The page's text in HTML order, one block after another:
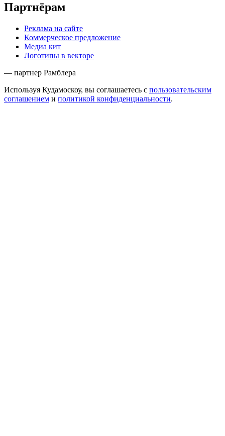
Партнёрам
Реклама на сайте
Коммерческое предложение
Медиа кит
Логотипы в векторе
— партнер Рамблера
Используя Кудамоскоу, вы соглашаетесь с пользовательским
соглашением и политикой конфиденциальности.